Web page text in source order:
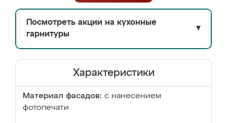
Посмотреть акции на кухонные
гарнитуры
▼
Характеристики
Материал фасадов: с нанесением
фотопечати